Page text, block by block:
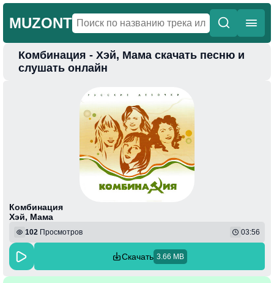
MUZONT
Главная
Комбинация - Хэй, Мама скачать песню и
слушать онлайн
Комбинация
Хэй, Мама
102 Просмотров 03:56
Скачать 3.66 MB